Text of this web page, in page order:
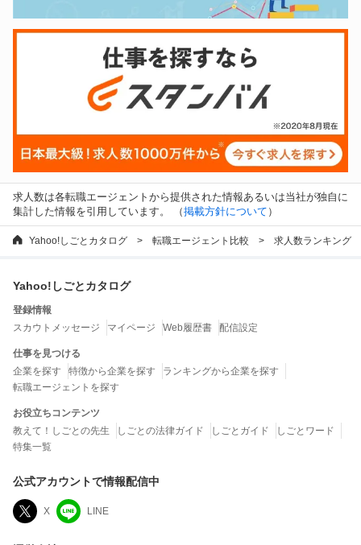
求人数は各転職エージェントから提供された情報あるいは当社が独自に
集計した情報を引用しています。 （掲載方針について ）
Yahoo!しごとカタログ 転職エージェント比較 求人数ランキング
Yahoo!しごとカタログ
登録情報
スカウトメッセージ
マイページ Web履歴書 配信設定
仕事を見つける
企業を探す
特徴から企業を探す
ランキングから企業を探す
転職エージェントを探す
お役立ちコンテンツ
教えて！しごとの先生
しごとの法律ガイド しごとガイド
しごとワード
特集一覧
公式アカウントで情報配信中
X LINE